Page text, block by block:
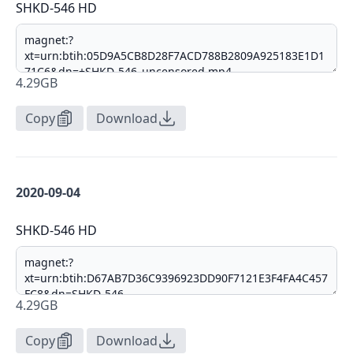
SHKD-546 HD
4.29GB
Copy Download
2020-09-04
SHKD-546 HD
4.29GB
Copy Download